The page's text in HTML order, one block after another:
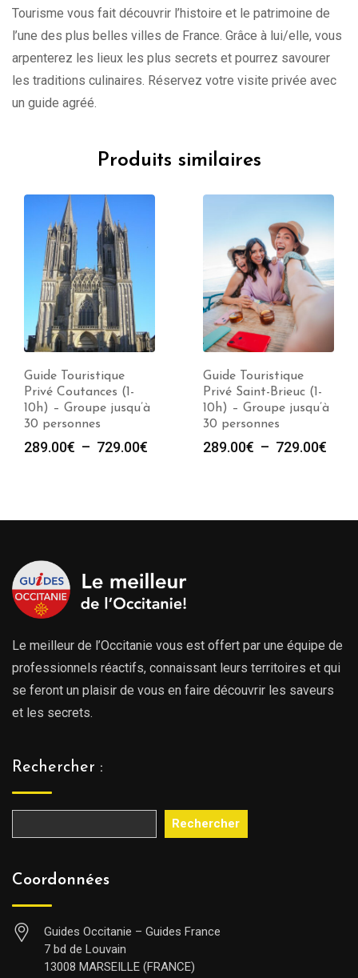
Tourisme vous fait découvrir l’histoire et le patrimoine de
l’une des plus belles villes de France. Grâce à lui/elle, vous
arpenterez les lieux les plus secrets et pourrez savourer
les traditions culinaires. Réservez votre visite privée avec
un guide agréé.
Produits similaires
Guide Touristique
Privé Coutances (1-
10h) – Groupe jusqu’à
30 personnes
289.00€ – 729.00€
à
Guide Touristique
Privé Saint-Brieuc (1-
10h) – Groupe jusqu’à
30 personnes
289.00€ – 729.00€
à
Le meilleur de l’Occitanie vous est offert par une équipe de
professionnels réactifs, connaissant leurs territoires et qui
se feront un plaisir de vous en faire découvrir les saveurs
et les secrets.
Rechercher :
Rechercher
Coordonnées
Guides Occitanie – Guides France
7 bd de Louvain
13008 MARSEILLE (FRANCE)